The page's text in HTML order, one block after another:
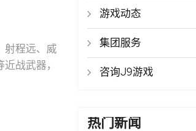
射程远、威
战武器，
游戏动态
集团服务
咨询J9游戏
热门新闻